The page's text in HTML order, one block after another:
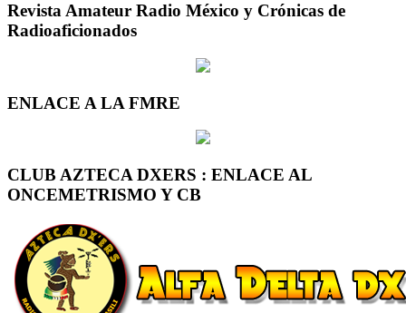
Revista Amateur Radio México y Crónicas de
Radioaficionados
ENLACE A LA FMRE
CLUB AZTECA DXERS : ENLACE AL
ONCEMETRISMO Y CB